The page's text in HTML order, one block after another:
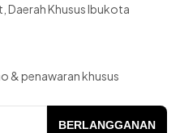
Daerah Khusus Ibukota
& penawaran khusus
BERLANGGANAN